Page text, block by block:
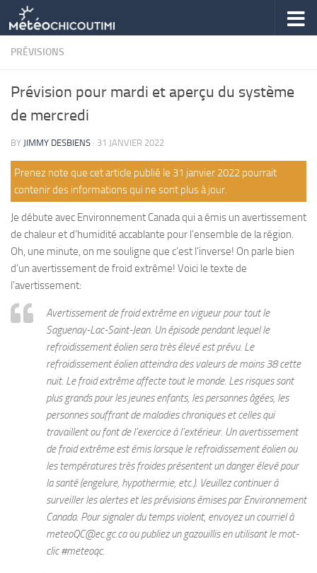
Skip to content
PRÉVISIONS
Prévision pour mardi et aperçu du système
de mercredi
BY JIMMY DESBIENS · 31 JANVIER 2022
Prenez note que cet article publié le 31 janvier 2022 pourrait
contenir des informations qui ne sont plus à jour.
Je débute avec Environnement Canada qui a émis un avertissement
de chaleur et d’humidité accablante pour l’ensemble de la région.
Oh, une minute, on me souligne que c’est l’inverse! On parle bien
d’un avertissement de froid extrême! Voici le texte de
l’avertissement:
Avertissement de froid extrême en vigueur pour tout le
Saguenay-Lac-Saint-Jean. Un épisode pendant lequel le
refroidissement éolien sera très élevé est prévu. Le
refroidissement éolien atteindra des valeurs de moins 38 cette
nuit. Le froid extrême affecte tout le monde. Les risques sont
plus grands pour les jeunes enfants, les personnes âgées, les
personnes souffrant de maladies chroniques et celles qui
travaillent ou font de l’exercice à l’extérieur. Un avertissement
de froid extrême est émis lorsque le refroidissement éolien ou
les températures très froides présentent un danger élevé pour
la santé (engelure, hypothermie, etc.). Veuillez continuer à
surveiller les alertes et les prévisions émises par Environnement
Canada. Pour signaler du temps violent, envoyez un courriel à
meteoQC@ec.gc.caou publiez un gazouillis en utilisant le mot-
clic #meteoqc.